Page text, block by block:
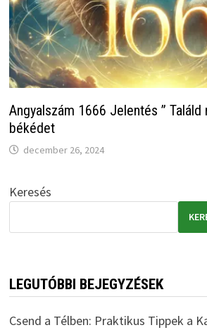
Angyalszám 1666 Jelentés ”
békédet
december 26, 2024
Keresés
LEGUTÓBBI BEJEGYZÉSEK
Csend a Télben: Praktikus Tippek a